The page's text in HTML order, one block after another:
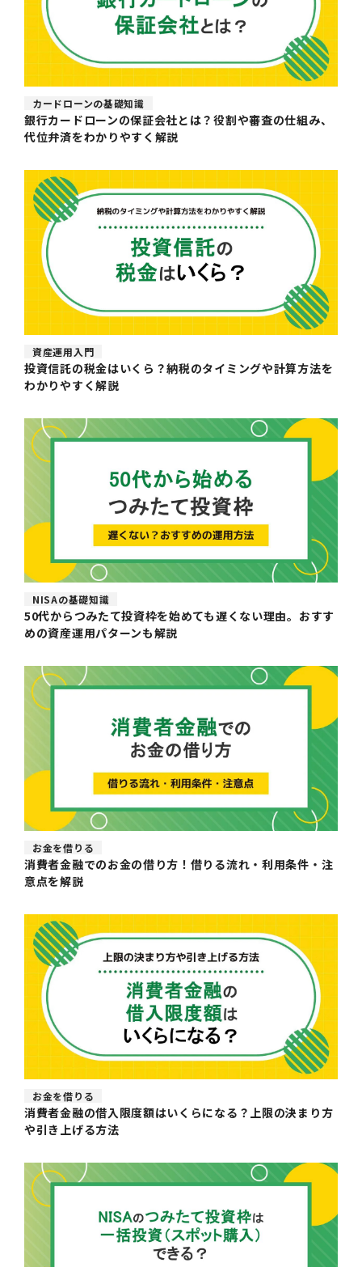
カードローンの基礎知識
銀行カードローンの保証会社とは？役割や審査の仕組み、
代位弁済をわかりやすく解説
資産運用入門
投資信託の税金はいくら？納税のタイミングや計算方法を
わかりやすく解説
NISAの基礎知識
50代からつみたて投資枠を始めても遅くない理由。おすす
めの資産運用パターンも解説
お金を借りる
消費者金融でのお金の借り方！借りる流れ・利用条件・注
意点を解説
お金を借りる
消費者金融の借入限度額はいくらになる？上限の決まり方
や引き上げる方法